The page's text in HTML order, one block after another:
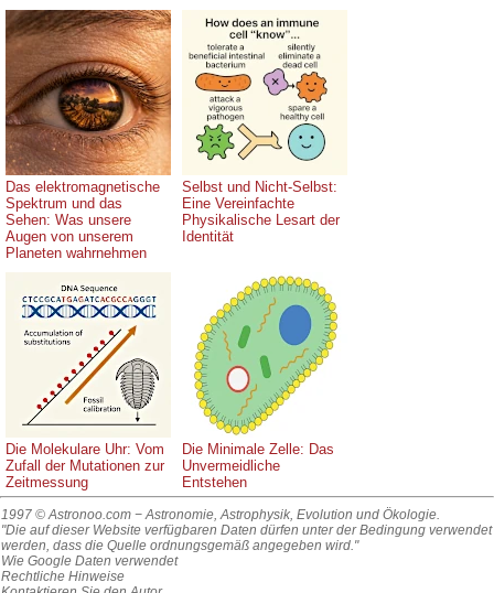
Das elektromagnetische
Spektrum und das
Sehen: Was unsere
Augen von unserem
Planeten wahrnehmen
Selbst und Nicht-Selbst:
Eine Vereinfachte
Physikalische Lesart der
Identität
Die Molekulare Uhr: Vom
Zufall der Mutationen zur
Zeitmessung
Die Minimale Zelle: Das
Unvermeidliche
Entstehen
1997 © Astronoo.com − Astronomie, Astrophysik, Evolution und Ökologie.
"Die auf dieser Website verfügbaren Daten dürfen unter der Bedingung verwendet
werden, dass die Quelle ordnungsgemäß angegeben wird."
Wie Google Daten verwendet
Rechtliche Hinweise